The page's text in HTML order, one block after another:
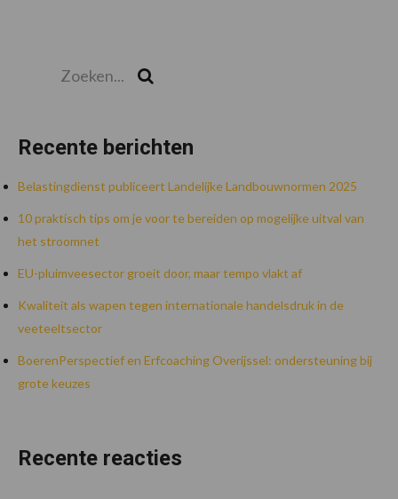
Recente berichten
Belastingdienst publiceert Landelijke Landbouwnormen 2025
10 praktisch tips om je voor te bereiden op mogelijke uitval van
het stroomnet
EU-pluimveesector groeit door, maar tempo vlakt af
Kwaliteit als wapen tegen internationale handelsdruk in de
veeteeltsector
BoerenPerspectief en Erfcoaching Overijssel: ondersteuning bij
grote keuzes
Recente reacties